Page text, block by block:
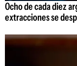
Ocho de cada diez
extracciones se